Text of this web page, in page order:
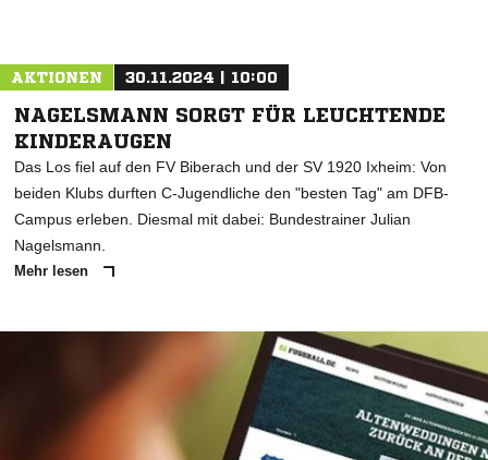
AKTIONEN 30.11.2024 | 10:00
NAGELSMANN SORGT FÜR LEUCHTENDE
KINDERAUGEN
Das Los fiel auf den FV Biberach und der SV 1920 Ixheim: Von
beiden Klubs durften C-Jugendliche den "besten Tag" am DFB-
Campus erleben. Diesmal mit dabei: Bundestrainer Julian
Nagelsmann.
Mehr lesen